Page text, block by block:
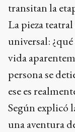
transitan la
La pieza
universal:
vida
persona se
ese es
Según explicó
una aventura